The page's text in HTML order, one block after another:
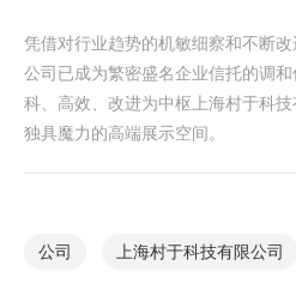
凭借对行业趋势的机敏细察和不断
公司已成为繁密盛名企业信托的调
科、高效、改进为中枢上海村于科
独具魔力的高端展示空间。
公司 上海村于科技有限公司